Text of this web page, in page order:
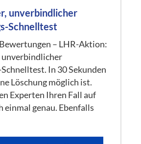
unverbindlicher
Schnelltest
– LHR-Aktion:
unverbindlicher
In 30 Sekunden
Löschung möglich ist.
Experten Ihren Fall auf
einmal genau. Ebenfalls